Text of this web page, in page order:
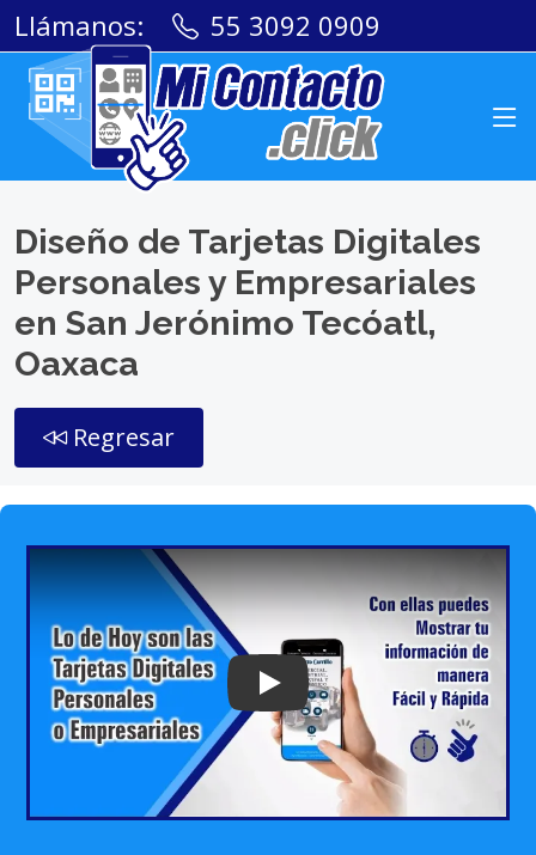
Llámanos: 55 3092 0909
Diseño de Tarjetas Digitales
Personales y Empresariales
en San Jerónimo Tecóatl,
Oaxaca
Regresar
Play: Keynote (Google I/O '18)